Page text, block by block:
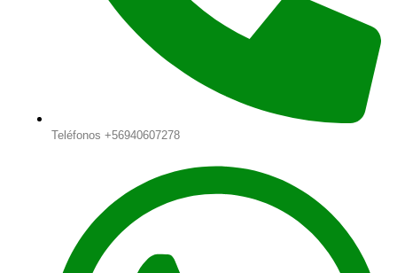
Teléfonos +56940607278